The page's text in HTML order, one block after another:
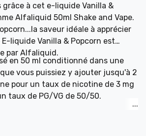
à cet e-liquide Vanilla &
Alfaliquid 50ml Shake and Vape.
saveur idéale à apprécier
liquide Vanilla & Popcorn est
par Alfaliquid.
en 50 ml conditionné dans une
vous puissiez y ajouter jusqu'à 2
pour un taux de nicotine de 3 mg
taux de PG/VG de 50/50.